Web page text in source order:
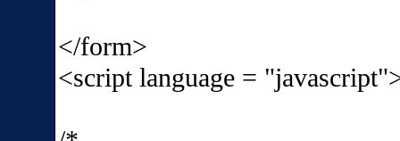
</form>
<script language =